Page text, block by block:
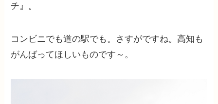
チ』。
コンビニでも道の駅でも。さすがですね。高知も
がんばってほしいものです～。